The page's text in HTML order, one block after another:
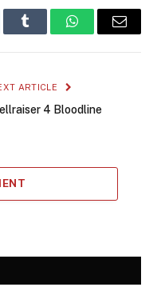
Tumblr WhatsAppEmail
ARTICLE
4 Bloodline